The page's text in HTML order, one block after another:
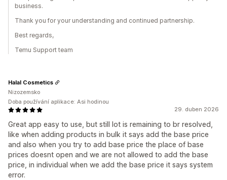
business.
Thank you for your understanding and continued partnership.
Best regards,
Temu Support team
29. duben 2026
Great app easy to use, but still lot is remaining to br resolved,
like when adding products in bulk it says add the base price
and also when you try to add base price the place of base
prices doesnt open and we are not allowed to add the base
price, in individual when we add the base price it says system
error.
Halal Cosmetics
Nizozemsko
Doba používání aplikace: Asi hodinou